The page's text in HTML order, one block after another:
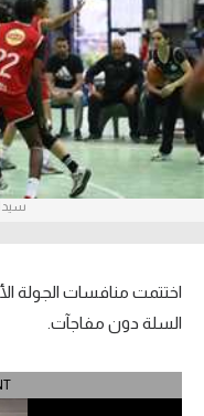
آراء حرة
ركن الألعاب
بطولات
أمريكا 2026
الدوري الإنجليزي الممتاز
الدوري الإسباني
اختتمت منافسات الجولة
السلة دون مفاجآت.